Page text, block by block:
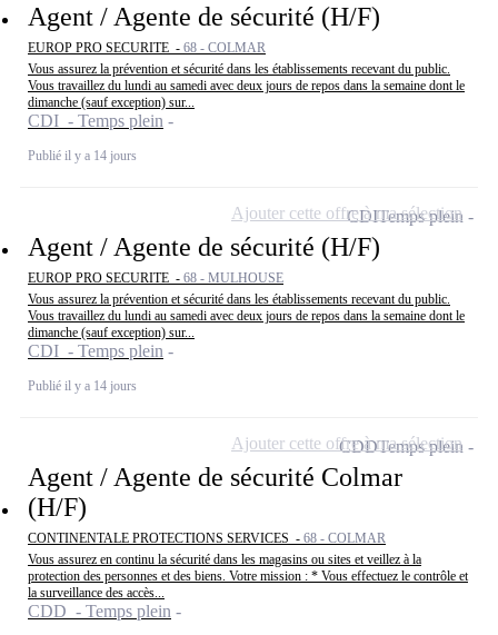
Agent / Agente de sécurité (H/F)
EUROP PRO SECURITE - 68 - COLMAR
Vous assurez la prévention et sécurité dans les établissements recevant du public.
Vous travaillez du lundi au samedi avec deux jours de repos dans la semaine dont le
dimanche (sauf exception) sur...
CDI - Temps plein
Publié il y a 14 jours
Agent / Agente de sécurité (H/F)
EUROP PRO SECURITE - 68 - MULHOUSE
Vous assurez la prévention et sécurité dans les établissements recevant du public.
Vous travaillez du lundi au samedi avec deux jours de repos dans la semaine dont le
dimanche (sauf exception) sur...
CDI - Temps plein
Publié il y a 14 jours
CDITemps plein
Ajouter cette offre à ma sélection
Agent / Agente de sécurité Colmar
(H/F)
CONTINENTALE PROTECTIONS SERVICES - 68 - COLMAR
Vous assurez en continu la sécurité dans les magasins ou sites et veillez à la
protection des personnes et des biens. Votre mission : * Vous effectuez le contrôle et
la surveillance des accès...
CDD - Temps plein
CDDTemps plein
Ajouter cette offre à ma sélection